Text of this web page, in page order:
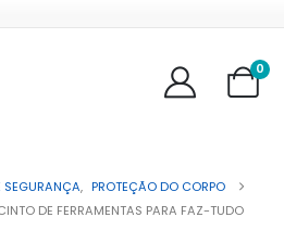
0
SEGURANÇA, PROTEÇÃO DO CORPO
DE FERRAMENTAS PARA FAZ-TUDO